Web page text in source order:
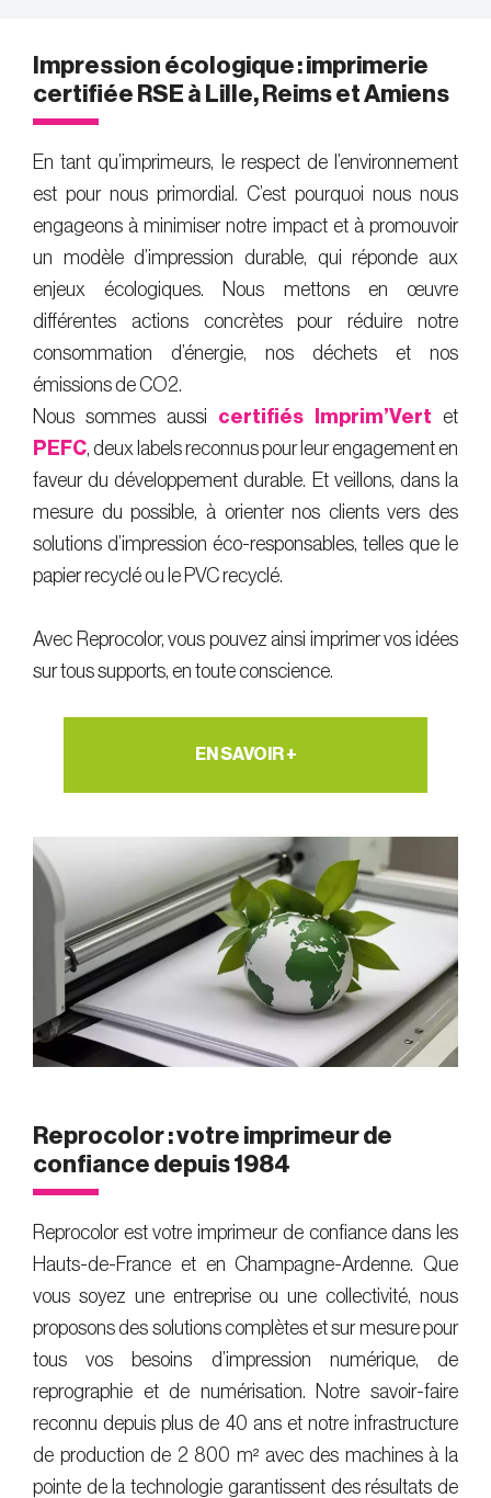
Impression écologique : imprimerie
certifiée RSE à Lille, Reims et Amiens
En tant qu’imprimeurs, le respect de l’environnement
est pour nous primordial. C’est pourquoi nous nous
engageons à minimiser notre impact et à promouvoir
un modèle d’impression durable, qui réponde aux
enjeux écologiques. Nous mettons en œuvre
différentes actions concrètes pour réduire notre
consommation d’énergie, nos déchets et nos
émissions de CO2.
Nous sommes aussi certifiés Imprim’Vert et
PEFC, deux labels reconnus pour leur engagement en
faveur du développement durable. Et veillons, dans la
mesure du possible, à orienter nos clients vers des
solutions d’impression éco-responsables, telles que le
papier recyclé ou le PVC recyclé.
Avec Reprocolor, vous pouvez ainsi imprimer vos idées
sur tous supports, en toute conscience.
EN SAVOIR +
Reprocolor : votre imprimeur de
confiance depuis 1984
Reprocolor est votre imprimeur de confiance dans les
Hauts-de-France et en Champagne-Ardenne. Que
vous soyez une entreprise ou une collectivité, nous
proposons des solutions complètes et sur mesure pour
tous vos besoins d’impression numérique, de
reprographie et de numérisation. Notre savoir-faire
reconnu depuis plus de 40 ans et notre infrastructure
de production de 2 800 m² avec des machines à la
pointe de la technologie garantissent des résultats de